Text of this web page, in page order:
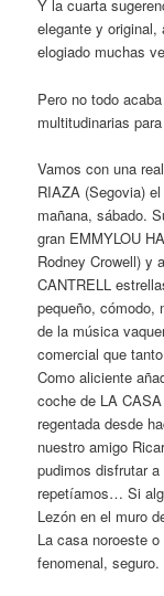
Y la cuarta
elegante y original,
elogiado muchas
Pero no todo
multitudinarias
Vamos con una
RIAZA (Segovia)
mañana, sábado.
gran EMMYLOU
Rodney Crowell) y
CANTRELL
pequeño, cómodo,
de la música
comercial que
Como aliciente
coche de LA
regentada desde
nuestro amigo
pudimos disfrutar
repetíamos… Si
Lezón en el muro
La casa noroeste
fenomenal, seguro.